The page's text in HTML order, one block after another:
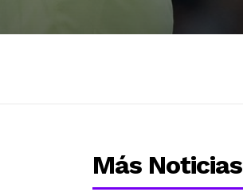
Más Noticias